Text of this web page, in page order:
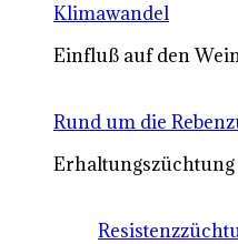
Klimawandel
Einfluß auf den
Rund um die